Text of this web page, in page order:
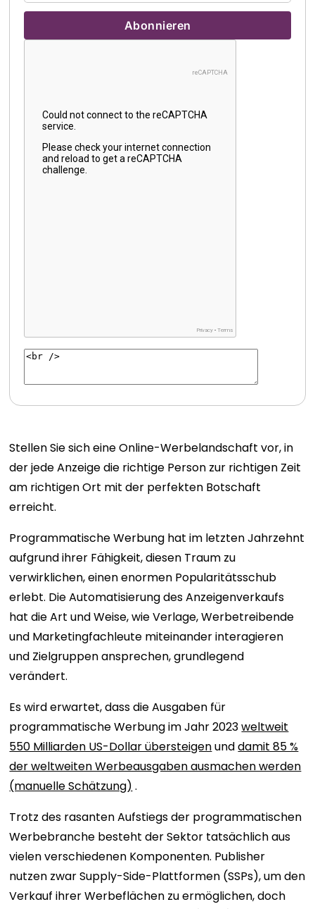
Stellen Sie sich eine Online-Werbelandschaft vor, in
der jede Anzeige die richtige Person zur richtigen Zeit
am richtigen Ort mit der perfekten Botschaft
erreicht.
Programmatische Werbung hat im letzten Jahrzehnt
aufgrund ihrer Fähigkeit, diesen Traum zu
verwirklichen, einen enormen Popularitätsschub
erlebt. Die Automatisierung des Anzeigenverkaufs
hat die Art und Weise, wie Verlage, Werbetreibende
und Marketingfachleute miteinander interagieren
und Zielgruppen ansprechen, grundlegend
verändert.
Es wird erwartet, dass die Ausgaben für
programmatische Werbung im Jahr 2023weltweit
550 Milliarden US-Dollar übersteigenunddamit 85 %
der weltweiten Werbeausgaben ausmachen werden
(manuelle Schätzung) .
Trotz des rasanten Aufstiegs der programmatischen
Werbebranche besteht der Sektor tatsächlich aus
vielen verschiedenen Komponenten. Publisher
nutzen zwar Supply-Side-Plattformen (SSPs), um den
Verkauf ihrer Werbeflächen zu ermöglichen, doch